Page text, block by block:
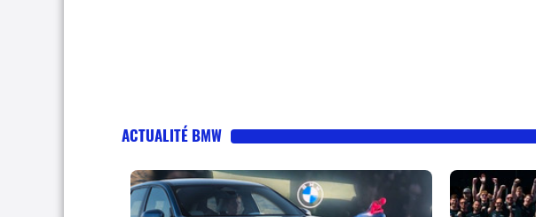
ACTUALITÉ BMW